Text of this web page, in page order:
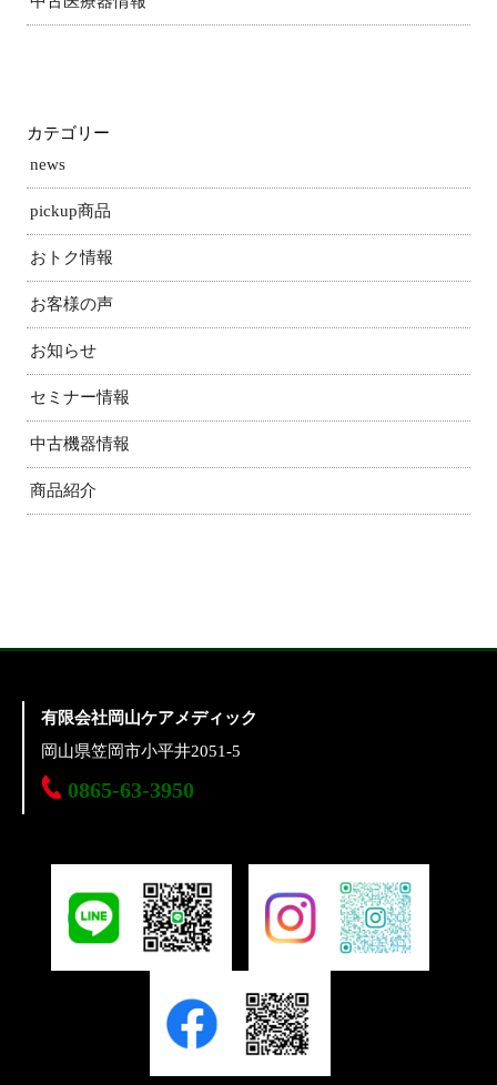
カテゴリー
news
pickup商品
おトク情報
お客様の声
お知らせ
セミナー情報
中古機器情報
商品紹介
有限会社岡山ケアメディック
岡山県笠岡市小平井2051-5
0865-63-3950